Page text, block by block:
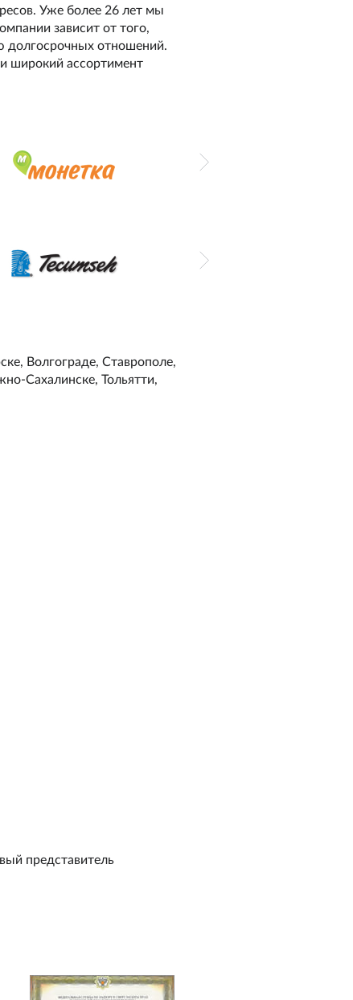
Уже более 26 лет мы
зависит от того,
долгосрочных отношений.
широкий ассортимент
Волгограде, Ставрополе,
Сахалинске, Тольятти,
представитель